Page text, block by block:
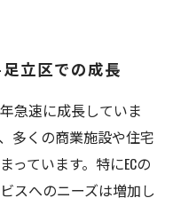
立区での成長
急速に成長していま
多くの商業施設や住宅
っています。特にECの
スへのニーズは増加し